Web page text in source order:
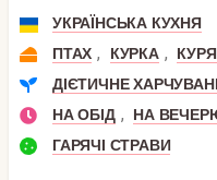
УКРАЇНСЬКА КУХНЯ
ПТАХ , КУРКА ,
ДІЄТИЧНЕ
НА ОБІД , НА
ГАРЯЧІ СТРАВИ